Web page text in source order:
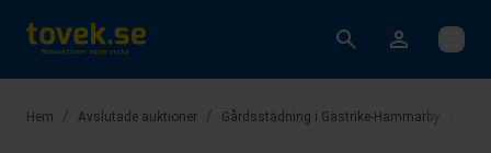
Öppna
Hem / Avslutade auktioner / Gårdsstädning i Gästrike-Hammarby